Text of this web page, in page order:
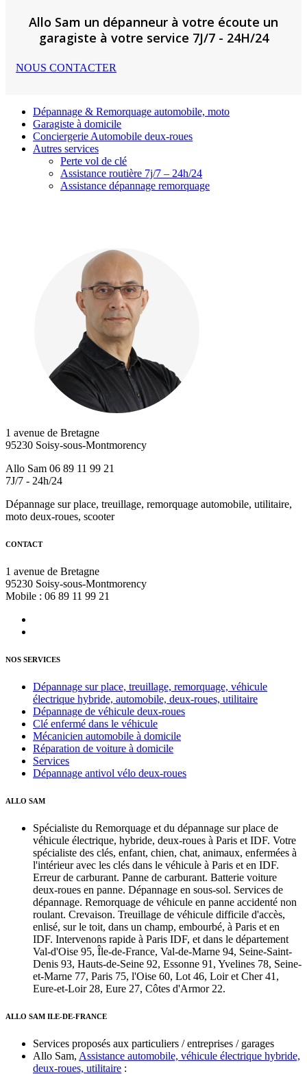
Allo Sam un dépanneur à votre écoute un
garagiste à votre service 7J/7 - 24H/24
NOUS CONTACTER
Dépannage & Remorquage automobile, moto
Garagiste à domicile
Conciergerie Automobile deux-roues
Autres services
Perte vol de clé
Assistance routière 7j/7 – 24h/24
Assistance dépannage remorquage
1 avenue de Bretagne
95230 Soisy-sous-Montmorency
Allo Sam 06 89 11 99 21
7J/7 - 24h/24
Dépannage sur place, treuillage, remorquage automobile, utilitaire,
moto deux-roues, scooter
CONTACT
1 avenue de Bretagne
95230 Soisy-sous-Montmorency
Mobile : 06 89 11 99 21
NOS SERVICES
Dépannage sur place, treuillage, remorquage, véhicule
électrique hybride, automobile, deux-roues, utilitaire
Dépannage de véhicule deux-roues
Clé enfermé dans le véhicule
Mécanicien automobile à domicile
Réparation de voiture à domicile
Services
Dépannage antivol vélo deux-roues
ALLO SAM
Spécialiste du Remorquage et du dépannage sur place de
véhicule électrique, hybride, deux-roues à Paris et IDF. Votre
spécialiste des clés, enfant, chien, chat, animaux, enfermées à
l'intérieur avec les clés dans le véhicule à Paris et en IDF.
Erreur de carburant. Panne de carburant. Batterie voiture
deux-roues en panne. Dépannage en sous-sol. Services de
dépannage. Remorquage de véhicule en panne accidenté non
roulant. Crevaison. Treuillage de véhicule difficile d'accès,
enlisé, sur le toit, dans un champ, embourbé, à Paris et en
IDF. Intervenons rapide à Paris IDF, et dans le département
Val-d'Oise 95, Île-de-France, Val-de-Marne 94, Seine-Saint-
Denis 93, Hauts-de-Seine 92, Essonne 91, Yvelines 78, Seine-
et-Marne 77, Paris 75, l'Oise 60, Lot 46, Loir et Cher 41,
Eure-et-Loir 28, Eure 27, Côtes d'Armor 22.
ALLO SAM ILE-DE-FRANCE
Services proposés aux particuliers / entreprises / garages
Allo Sam, Assistance automobile, véhicule électrique hybride,
deux-roues, utilitaire :